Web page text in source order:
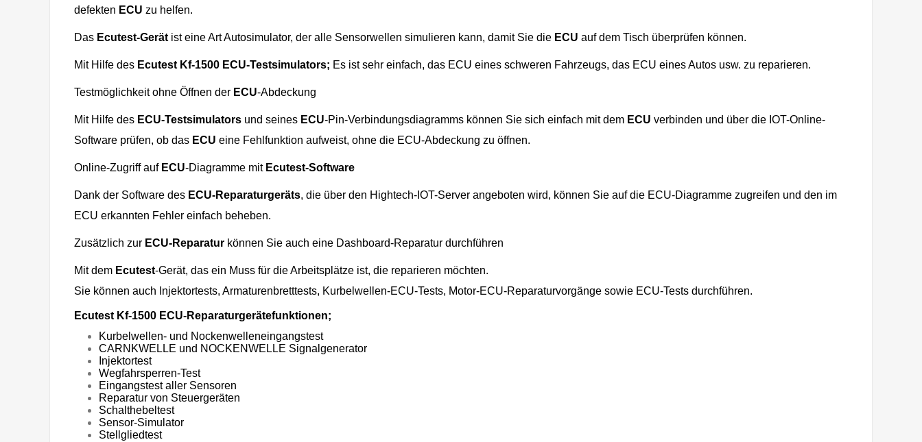
defekten ECU zu helfen.
Das Ecutest-Gerät ist eine Art Autosimulator, der alle Sensorwellen simulieren kann, damit Sie die ECU auf dem Tisch überprüfen können.
Mit Hilfe des Ecutest Kf-1500 ECU-Testsimulators; Es ist sehr einfach, das ECU eines schweren Fahrzeugs, das ECU eines Autos usw. zu reparieren.
Testmöglichkeit ohne Öffnen der ECU-Abdeckung
Mit Hilfe des ECU-Testsimulators und seines ECU-Pin-Verbindungsdiagramms können Sie sich einfach mit dem ECU verbinden und über die IOT-Online-
Software prüfen, ob das ECU eine Fehlfunktion aufweist, ohne die ECU-Abdeckung zu öffnen.
Online-Zugriff auf ECU-Diagramme mit Ecutest-Software
Dank der Software des ECU-Reparaturgeräts, die über den Hightech-IOT-Server angeboten wird, können Sie auf die ECU-Diagramme zugreifen und den im
ECU erkannten Fehler einfach beheben.
Zusätzlich zur ECU-Reparatur können Sie auch eine Dashboard-Reparatur durchführen
Mit dem Ecutest-Gerät, das ein Muss für die Arbeitsplätze ist, die reparieren möchten.
Sie können auch Injektortests, Armaturenbretttests, Kurbelwellen-ECU-Tests, Motor-ECU-Reparaturvorgänge sowie ECU-Tests durchführen.
Ecutest Kf-1500 ECU-Reparaturgerätefunktionen;
Kurbelwellen- und Nockenwelleneingangstest
CARNKWELLE und NOCKENWELLE Signalgenerator
Injektortest
Wegfahrsperren-Test
Eingangstest aller Sensoren
Reparatur von Steuergeräten
Schalthebeltest
Sensor-Simulator
Stellgliedtest